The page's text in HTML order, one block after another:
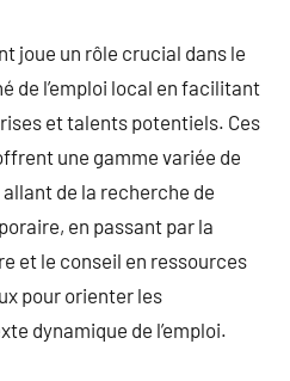
joue un rôle crucial dans le
de l’emploi local en facilitant
et talents potentiels. Ces
une gamme variée de
de la recherche de
en passant par la
et le conseil en ressources
pour orienter les
dynamique de l’emploi.